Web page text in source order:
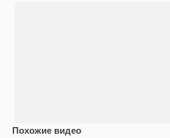
Похожие видео